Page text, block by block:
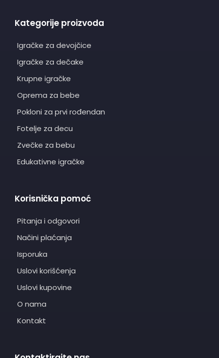
Kategorije proizvoda
Igračke za devojčice
Igračke za dečake
Krupne igračke
Oprema za bebe
Pokloni za prvi rođendan
Fotelje za decu
Zvečke za bebu
Edukativne igračke
Korisnička pomoć
Pitanja i odgovori
Načini plaćanja
Isporuka
Uslovi korišćenja
Uslovi kupovine
O nama
Kontakt